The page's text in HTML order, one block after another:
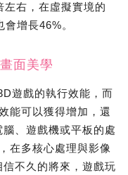
右，在虛擬實境的
增長46%。
面美學
遊戲的執行效能，而
能可以獲得增加，還
、遊戲機或平板的處
在多核心處理與影像
不久的將來，遊戲玩